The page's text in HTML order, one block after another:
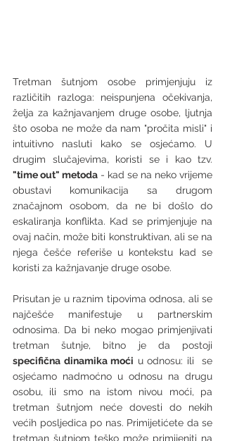
Tretman šutnjom osobe primjenjuju iz
različitih razloga: neispunjena očekivanja,
želja za kažnjavanjem druge osobe, ljutnja
što osoba ne može da nam "pročita misli" i
intuitivno nasluti kako se osjećamo. U
"time out" metoda - kad se na neko vrijeme
obustavi komunikacija sa drugom
značajnom osobom, da ne bi došlo do
eskaliranja konflikta. Kad se primjenjuje na
ovaj način, može biti konstruktivan, ali se na
njega češće referiše u kontekstu kad se
koristi za kažnjavanje druge osobe.
Prisutan je u raznim tipovima odnosa, ali se
najčešće manifestuje u partnerskim
odnosima. Da bi neko mogao primjenjivati
specifična dinamika moći u odnosu: ili  se
osjećamo nadmoćno u odnosu na drugu
osobu, ili smo na istom nivou moći, pa
tretman šutnjom neće dovesti do nekih
većih posljedica po nas. Primijetićete da se
tretman šutnjom teško može primijeniti na